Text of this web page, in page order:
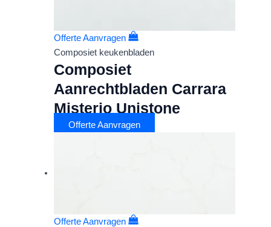
Offerte Aanvragen
Composiet keukenbladen
Composiet
Aanrechtbladen Carrara
Misterio Unistone
Offerte Aanvragen
Offerte Aanvragen